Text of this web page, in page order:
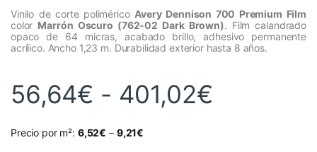
Vinilo de corte polimérico Avery Dennison 700 Premium Film
color Marrón Oscuro (762-02 Dark Brown). Film calandrado
opaco de 64 micras, acabado brillo, adhesivo permanente
acrílico. Ancho 1,23 m. Durabilidad exterior hasta 8 años.
56,64€ - 401,02€
Precio por m²: 6,52€ – 9,21€